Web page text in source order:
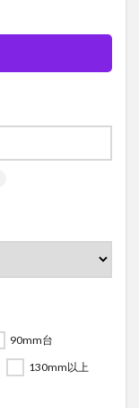
90mm台
130mm以上